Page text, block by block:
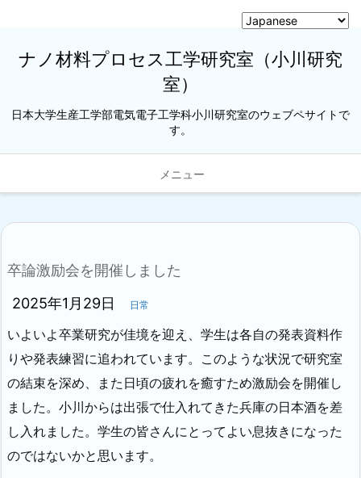
ナノ材料プロセス工学研究室（小川研究
室）
日本大学生産工学部電気電子工学科小川研究室のウェブペサイトで
す。
メニュー
卒論激励会を開催しました
2025年1月29日
日常
いよいよ卒業研究が佳境を迎え、学生は各自の発表資料作
りや発表練習に追われています。このような状況で研究室
の結束を深め、また日頃の疲れを癒すため激励会を開催し
ました。小川からは出張で仕入れてきた兵庫の日本酒を差
し入れました。学生の皆さんにとってよい息抜きになった
のではないかと思います。